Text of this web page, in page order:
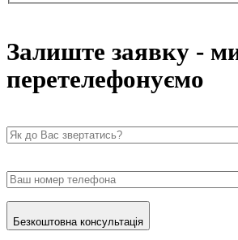
Залиште заявку -
перетелефонуємо
Безкоштовна консультація